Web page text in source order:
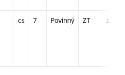
cs 7 Povinný ZT zá,zk